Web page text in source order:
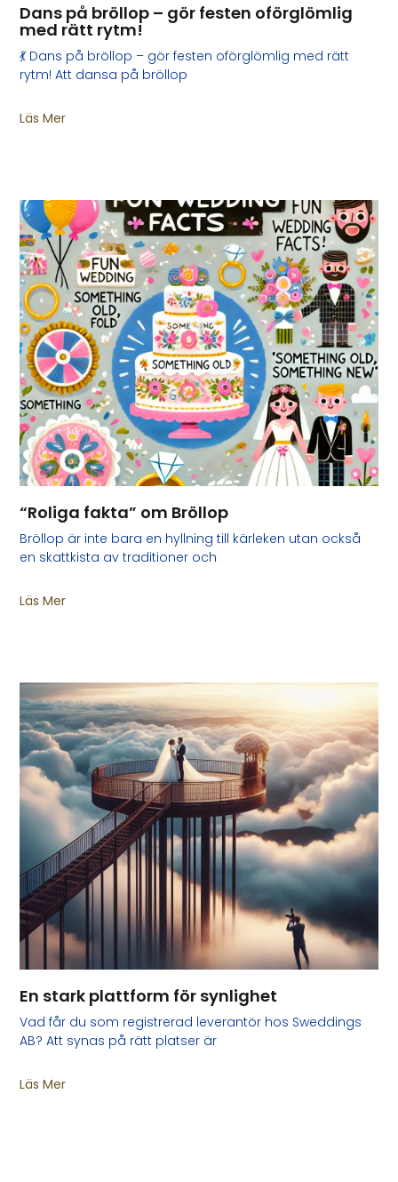
Dans på bröllop – gör festen oförglömlig
med rätt rytm!
💃 Dans på bröllop – gör festen oförglömlig med rätt
rytm! Att dansa på bröllop
Läs Mer
“Roliga fakta” om Bröllop
Bröllop är inte bara en hyllning till kärleken utan också
en skattkista av traditioner och
Läs Mer
En stark plattform för synlighet
Vad får du som registrerad leverantör hos Sweddings
AB? Att synas på rätt platser är
Läs Mer